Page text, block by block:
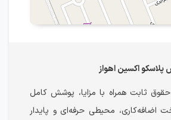
اکسین اهواز
ثابت همراه با مزایا، پوشش کامل
اضافه‌کاری، محیطی حرفه‌ای و پایدار